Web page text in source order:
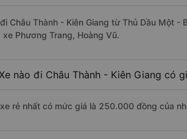
Châu Thành - Kiên Giang từ Thủ Dầu Một
xe Phương Trang, Hoàng Vũ.
nào đi Châu Thành - Kiên Giang có
rẻ nhất có mức giá là 250.000 đồng của